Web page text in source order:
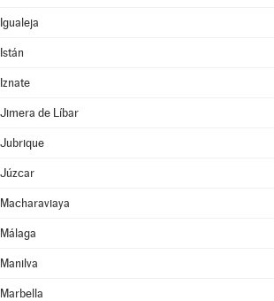
Igualeja
Istán
Iznate
Jimera de Líbar
Jubrique
Júzcar
Macharaviaya
Málaga
Manilva
Marbella